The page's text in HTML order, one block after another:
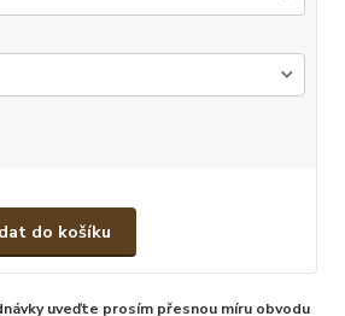
do košíku
uveďte prosím přesnou míru obvodu